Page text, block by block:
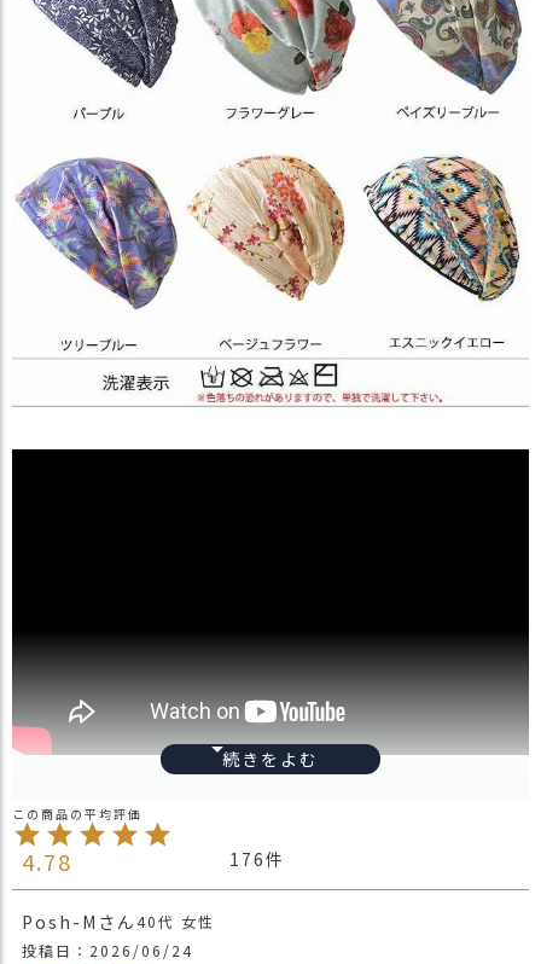
サイズ
28cm】
【パープル】
表 レーヨン95% スパンデックス5%
4.78 176
Posh-M 40代 女性
投稿日
2026/06/24